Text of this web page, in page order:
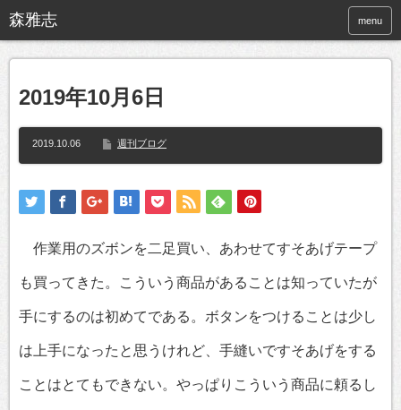
menu
2019年10月6日
2019.10.06 週刊ブログ
作業用のズボンを二足買い、あわせてすそあげテープ
も買ってきた。こういう商品があることは知っていたが
手にするのは初めてである。ボタンをつけることは少し
は上手になったと思うけれど、手縫いですそあげをする
ことはとてもできない。やっぱりこういう商品に頼るし